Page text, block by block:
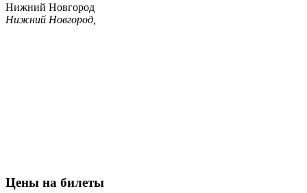
Нижний Новгород
Нижний Новгород,
Цены на билеты